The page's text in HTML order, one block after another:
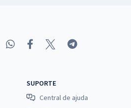
SUPORTE
Central de ajuda